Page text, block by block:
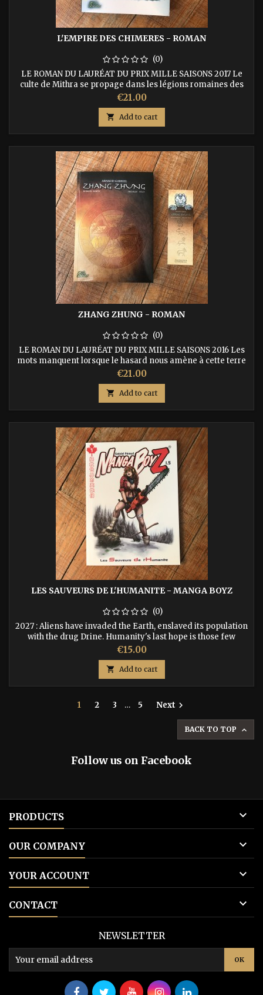
L'EMPIRE DES CHIMERES - ROMAN
(0)
LE ROMAN DU LAURÉAT DU PRIX MILLE SAISONS 2017 Le
culte de Mithra se propage dans les légions romaines des
Alpes. Le vétéran Decimus Valerius n’a d’autre choix que de
s’y initier et d’en apprendre les mystères, pour devenir un
jour centurion. La nuit, Briana, ﬁlle cadette du proconsul de
Rhétie observe d’étranges étoiles qui ﬁlent vers le Mons
Cæli… ISBN...
Price
€21.00
 Add to cart
ZHANG ZHUNG - ROMAN
(0)
LE ROMAN DU LAURÉAT DU PRIX MILLE SAISONS 2016 Les
mots manquent lorsque le hasard nous amène à cette terre
étrangère. Zhang Zhung n’est pas hors du temps, mais elle
est dans un repli de l’espace, où une branche de l’humanité a
trouvé refuge. Zhang Zhung n’a pas d’histoire ou plus
précisément ne l’écrit pas. ISBN : 9791092700107
Price
€21.00
 Add to cart
LES SAUVEURS DE L'HUMANITE - MANGA BOYZ
(0)
2027 : Aliens have invaded the Earth, enslaved its population
with the drug Drine. Humanity's last hope is those few
individuals who react strangely to Drine. Manga Boy, Quebec
Killer and Panzer Kid are on the front lines of this
cataclysmic struggle for freedom. These are heroes capable
of incredible feats, their only advantage in the face of the...
Price
€15.00
 Add to cart
1 2 3 … 5 Next 
BACK TO TOP 
Follow us on Facebook
PRODUCTS 
OUR COMPANY 
YOUR ACCOUNT 
CONTACT 
NEWSLETTER